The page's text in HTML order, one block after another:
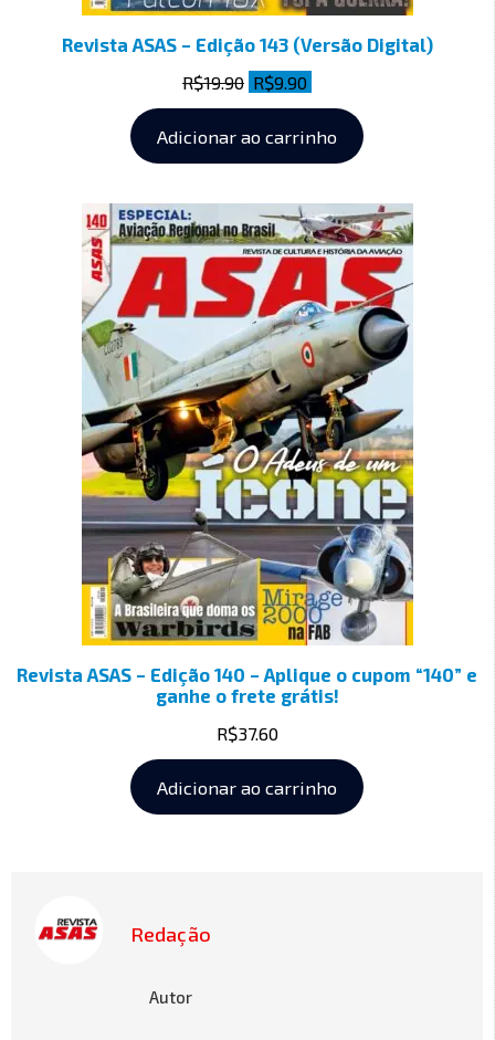
Revista ASAS – Edição 143 (Versão Digital)
R$19.90 R$9.90
Adicionar ao carrinho
Revista ASAS – Edição 140 – Aplique o cupom “140” e
ganhe o frete grátis!
R$37.60
Adicionar ao carrinho
Redação
Autor